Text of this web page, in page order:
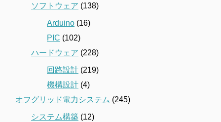
ソフトウェア (138)
Arduino (16)
PIC (102)
ハードウェア (228)
回路設計 (219)
機構設計 (4)
オフグリッド電力システム (245)
システム構築 (12)